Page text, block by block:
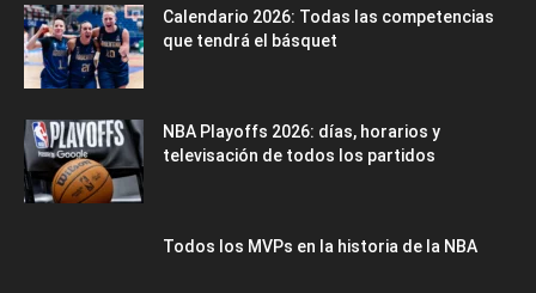
Calendario 2026: Todas las competencias
que tendrá el básquet
NBA Playoffs 2026: días, horarios y
televisación de todos los partidos
Todos los MVPs en la historia de la NBA